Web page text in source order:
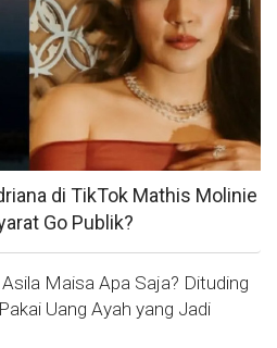
di TikTok Mathis Molinie
Go Publik?
Maisa Apa Saja? Dituding
Uang Ayah yang Jadi